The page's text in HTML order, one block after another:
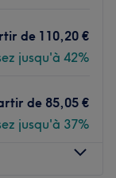
le Head
de 110,20 €
jusqu'à 42%
de 85,05 €
jusqu'à 37%